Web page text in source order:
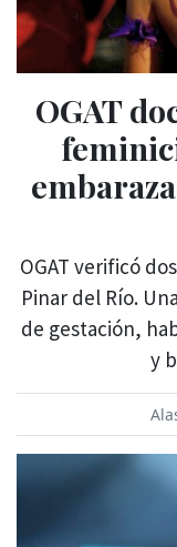
OGAT
OGAT verificó
Pinar del Río.
de gestación,
y